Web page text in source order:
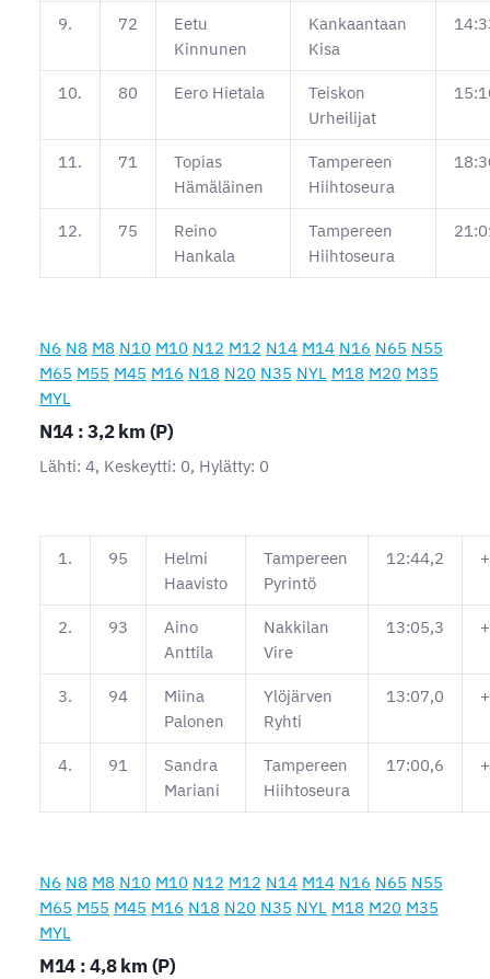
9. 72
Eetu
Kinnunen
Kankaantaan
Kisa
10. 80 Eero Hietala
Teiskon
Urheilijat
11. 71
Topias
Hämäläinen
Tampereen
Hiihtoseura
12. 75
Reino
Hankala
Tampereen
Hiihtoseura
N6 N8 M8 N10 M10 N12 M12 N14 M14 N16 N65 N55
M65 M55 M45 M16 N18 N20 N35 NYL M18 M20 M35
MYL
N14 : 3,2 km (P)
Lähti: 4, Keskeytti: 0, Hylätty: 0
1. 95
Helmi
Haavisto
Tampereen
Pyrintö
12:44,2
2. 93
Aino
Anttila
Nakkilan
Vire
13:05,3
3. 94
Miina
Palonen
Ylöjärven
Ryhti
13:07,0
4. 91
Sandra
Mariani
Tampereen
Hiihtoseura
17:00,6
N6 N8 M8 N10 M10 N12 M12 N14 M14 N16 N65 N55
M65 M55 M45 M16 N18 N20 N35 NYL M18 M20 M35
MYL
M14 : 4,8 km (P)